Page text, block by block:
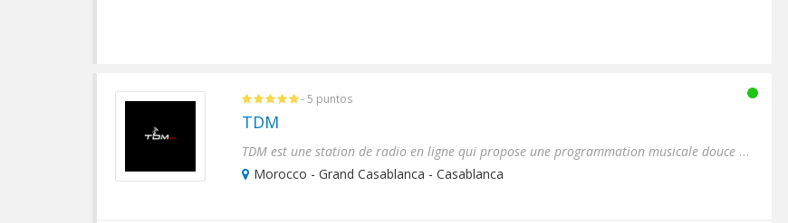
- 5 puntos
TDM
TDM est une station de radio en ligne qui propose une programmation musicale douce basée sur l'émotion et la déten...
Morocco - Grand Casablanca - Casablanca